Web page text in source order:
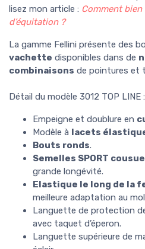
lisez mon article : Comment
d’équitation ?
La gamme Fellini présente des
vachette disponibles dans de
combinaisons de pointures et
Détail du modèle 3012 TOP LINE :
Empeigne et doublure en
Modèle à lacets
Bouts ronds.
Semelles SPORT
grande longévité.
Elastique le long de la
meilleure adaptation au
Languette de protection
avec taquet d’éperon.
Languette supérieure de